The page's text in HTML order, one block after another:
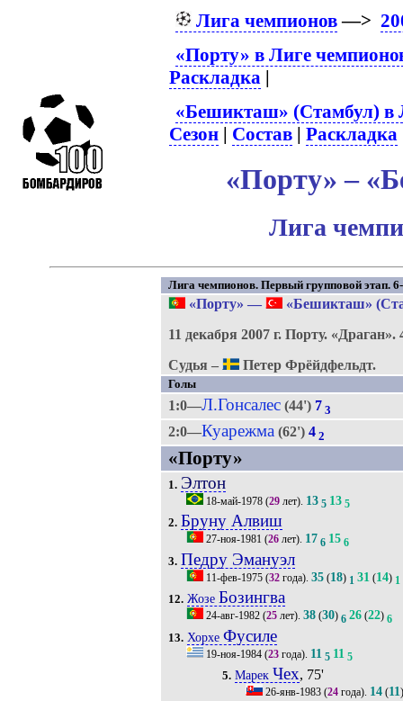
Лига чемпионов—>
«Порту» в Лиге
Раскладка |
«Бешикташ» (Стамбул) в
Сезон | Состав |Раскладка
«Порту» –
Лига
Лига чемпионов. Первый групповой этап.
«Порту» —
«Бешикташ»
11 декабря 2007 г. Порту. «Драган».
Судья –
Петер Фрёйдфельдт.
Голы
1:0—Л.Гонсалес(44') 7 3
2:0—Куарежма (62') 4 2
«Порту»
1. Элтон
18-май-1978(29лет). 13 5 13 5
2. Бруну Алвиш
27-ноя-1981 (26лет). 17 6 15 6
3. Педру Эмануэл
11-фев-1975(32года). 35(18) 1 31 (14) 1
12. Жозе Бозингва
24-авг-1982(25лет). 38(30) 6 26(22) 6
13. Хорхе Фусиле
19-ноя-1984(23года). 11 5 11 5
5. Марек Чех, 75'
26-янв-1983 (24 года). 14 (11